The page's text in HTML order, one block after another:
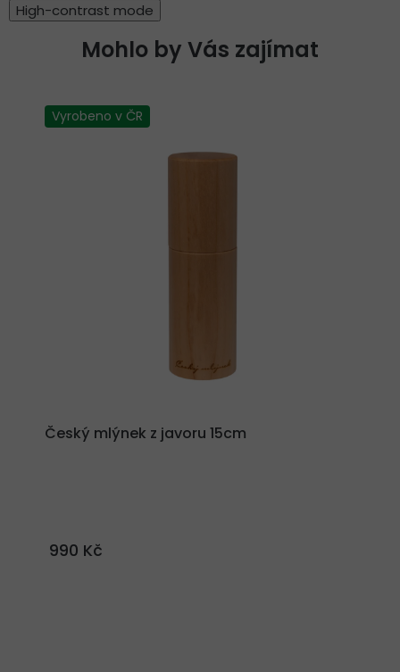
High-contrast mode
Mohlo by Vás zajímat
Vyrobeno v ČR
Český mlýnek z javoru 15cm
990 Kč